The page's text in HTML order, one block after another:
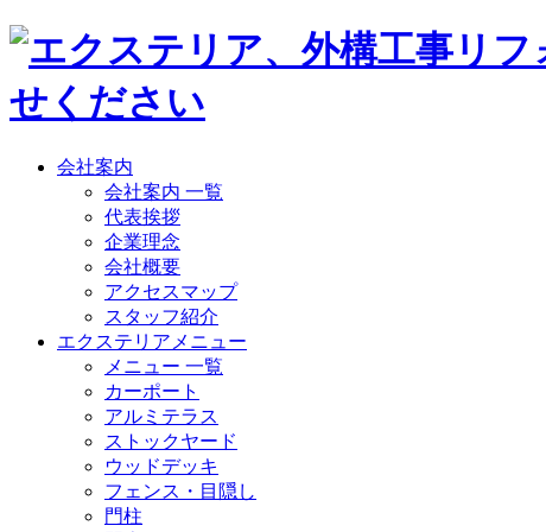
会社案内
会社案内 一覧
代表挨拶
企業理念
会社概要
アクセスマップ
スタッフ紹介
エクステリアメニュー
メニュー 一覧
カーポート
アルミテラス
ストックヤード
ウッドデッキ
フェンス・目隠し
門柱